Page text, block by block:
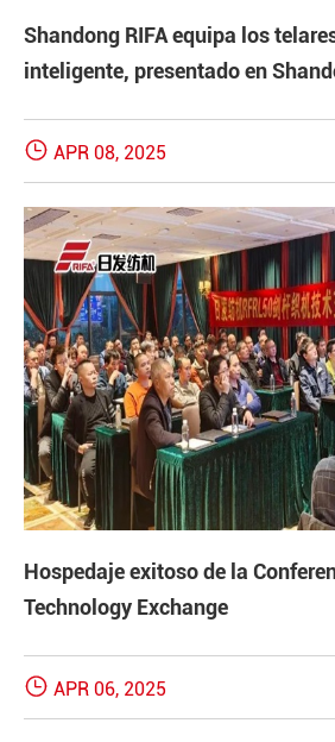
Shandong RIFA equipa los
inteligente, presentado en
 APR 08, 2025
Hospedaje exitoso de la
Technology Exchange
 APR 06, 2025